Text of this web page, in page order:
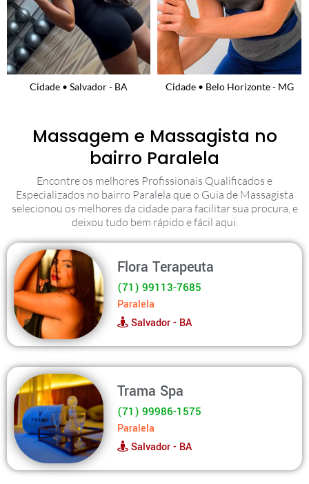
Cidade • Salvador - BA Cidade • Belo Horizonte - MG
Massagem e Massagista no
bairro Paralela
Encontre os melhores Profissionais Qualificados e
Especializados no bairro Paralela que o Guia de Massagista
selecionou os melhores da cidade para facilitar sua procura, e
deixou tudo bem rápido e fácil aqui.
Flora Terapeuta
(71) 99113-7685
Paralela
Salvador - BA
Trama Spa
(71) 99986-1575
Paralela
Salvador - BA